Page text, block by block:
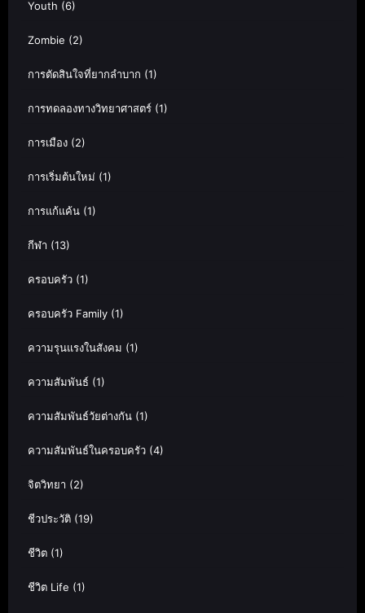
Youth (6)
Zombie (2)
การตัดสินใจที่ยากลำบาก (1)
การทดลองทางวิทยาศาสตร์ (1)
การเมือง (2)
การเริ่มต้นใหม่ (1)
การแก้แค้น (1)
กีฬา (13)
ครอบครัว (1)
ครอบครัว Family (1)
ความรุนแรงในสังคม (1)
ความสัมพันธ์ (1)
ความสัมพันธ์วัยต่างกัน (1)
ความสัมพันธ์ในครอบครัว (4)
จิตวิทยา (2)
ชีวประวัติ (19)
ชีวิต (1)
ชีวิต Life (1)